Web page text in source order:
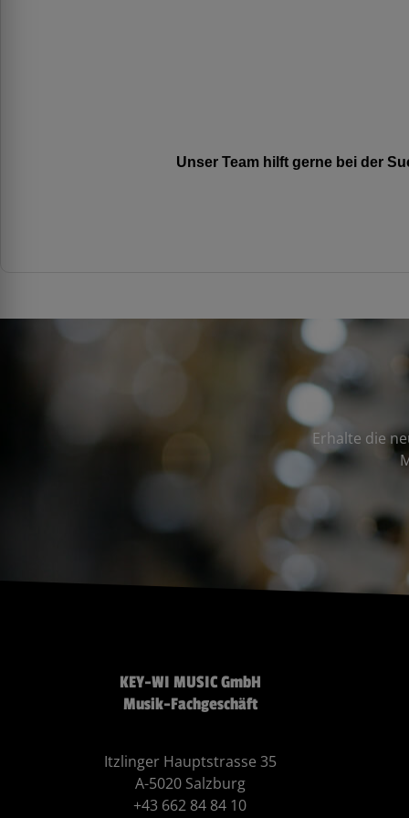
Unser Team hilft gerne bei der
Erhalte die
KEY-WI MUSIC GmbH
Musik-Fachgeschäft
Itzlinger Hauptstrasse 35
A-5020 Salzburg
+43 662 84 84 10